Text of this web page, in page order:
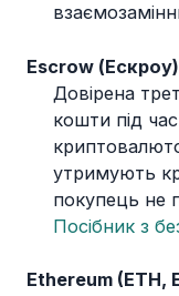
Escrow (Ескроу)
Довірена
кошти під час
утримують
покупець не
Посібник з
Ethereum (ETH,